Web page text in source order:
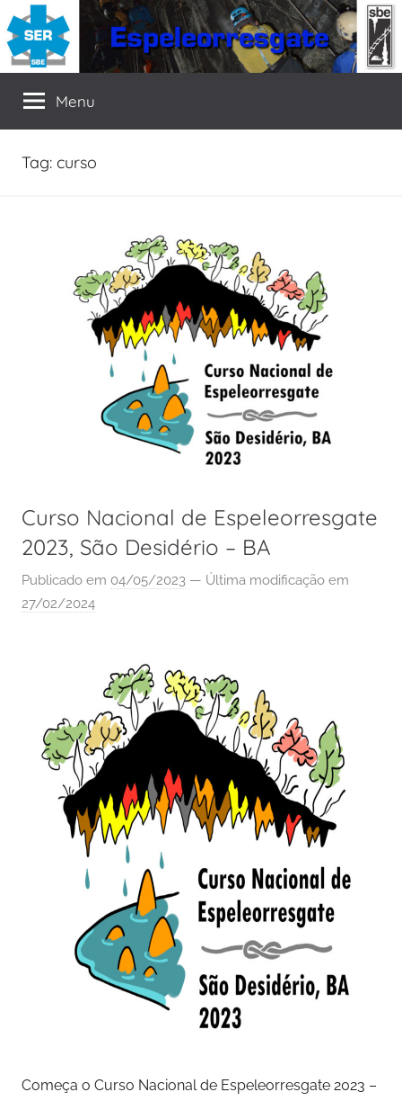
Pular
para
SER
Espeleorresgate
Menu
Tag: curso
Curso Nacional de Espeleorresgate
2023, São Desidério – BA
Publicado em 04/05/2023 — Última modificação em
27/02/2024
Começa o Curso Nacional de Espeleorresgate 2023 –